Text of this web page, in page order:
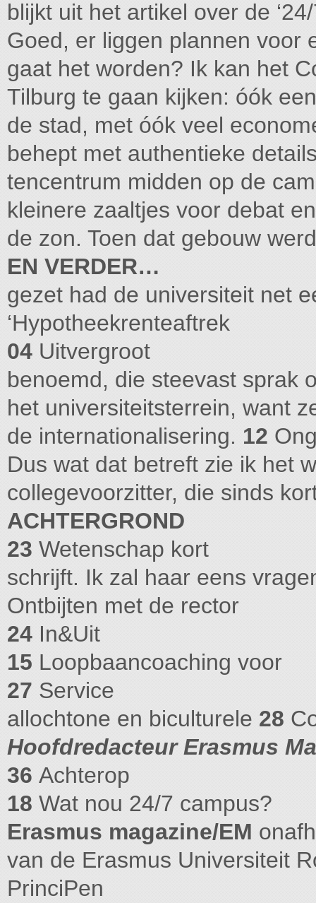
blijkt uit het artikel over de
Goed, er liggen plannen voor
gaat het worden? Ik kan het
Tilburg te gaan kijken: óók
de stad, met óók veel
behept met authentieke
tencentrum midden op de
kleinere zaaltjes voor debat
de zon. Toen dat gebouw
EN VERDER…
gezet had de universiteit net
‘Hypotheekrenteaftrek
04 Uitvergroot
benoemd, die steevast sprak
het universiteitsterrein, want
de internationalisering. 12
Dus wat dat betreft zie ik het
collegevoorzitter, die sinds
ACHTERGROND
23 Wetenschap kort
schrijft. Ik zal haar eens
Ontbijten met de rector
24 In&Uit
15 Loopbaancoaching voor
27 Service
allochtone en biculturele 28
Hoofdredacteur Erasmus
36 Achterop
18 Wat nou 24/7 campus?
Erasmus magazine/EM
van de Erasmus Universiteit
PrinciPen